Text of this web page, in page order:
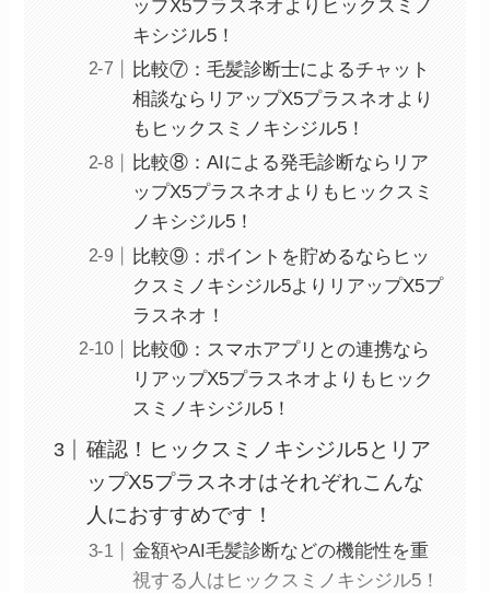
ップX5プラスネオよりヒックスミノ
キシジル5！
比較⑦：毛髪診断士によるチャット
相談ならリアップX5プラスネオより
もヒックスミノキシジル5！
比較⑧：AIによる発毛診断ならリア
ップX5プラスネオよりもヒックスミ
ノキシジル5！
比較⑨：ポイントを貯めるならヒッ
クスミノキシジル5よりリアップX5プ
ラスネオ！
比較⑩：スマホアプリとの連携なら
リアップX5プラスネオよりもヒック
スミノキシジル5！
確認！ヒックスミノキシジル5とリア
ップX5プラスネオはそれぞれこんな
人におすすめです！
金額やAI毛髪診断などの機能性を重
視する人はヒックスミノキシジル5！